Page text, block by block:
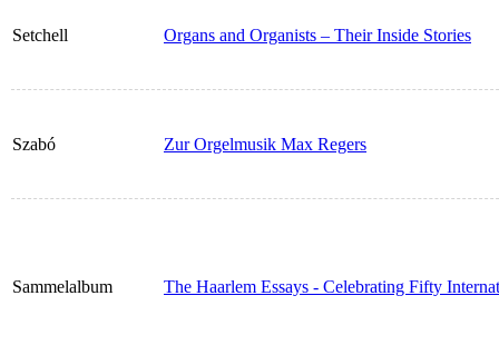
Setchell Organs and Organists – Their Inside Stories
Szabó Zur Orgelmusik Max Regers
Sammelalbum The Haarlem Essays - Celebrating Fifty